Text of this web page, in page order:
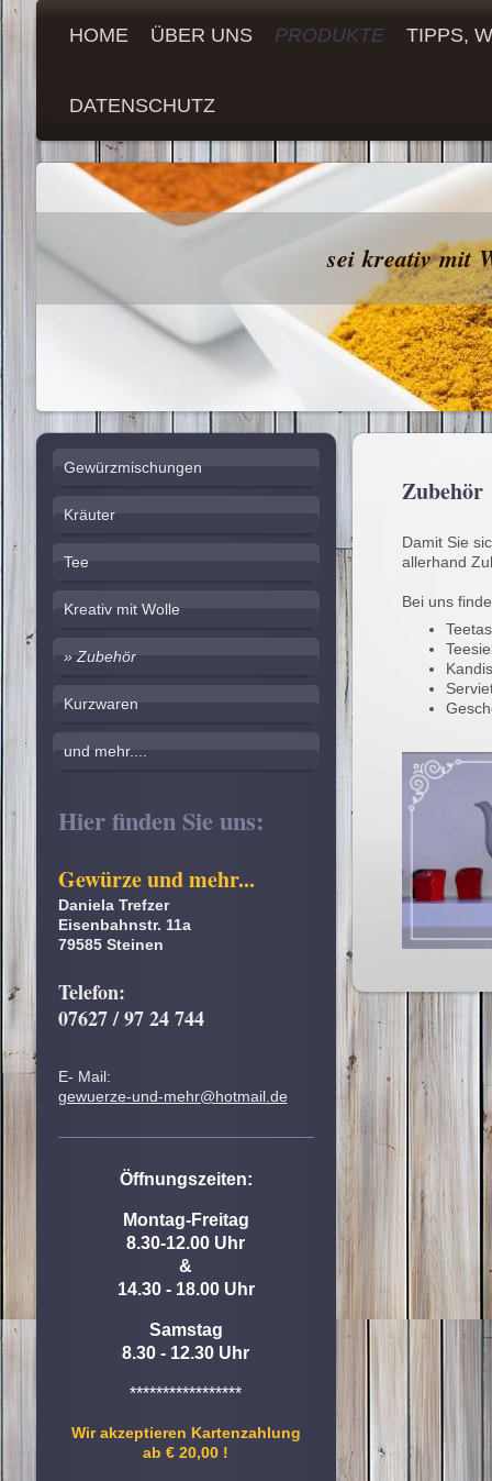
HOME ÜBER UNS PRODUKTE TIPPS,
DATENSCHUTZ
sei kreativ mit Wolle bei
Zubehör
Damit Sie
allerhand
Bei uns
Gewürzmischungen
Kräuter
Tee
Kreativ mit Wolle
Zubehör
Kurzwaren
und mehr....
Hier finden Sie uns:
Gewürze und mehr...
Daniela Trefzer
Eisenbahnstr. 11a
79585 Steinen
Telefon:
07627 / 97 24 744
E- Mail:
gewuerze-und-mehr@hotmail.de
Öffnungszeiten:
Montag-Freitag
8.30-12.00 Uhr
&
14.30 - 18.00 Uhr
Samstag
8.30 - 12.30 Uhr
*****************
Wir akzeptieren Kartenzahlung
ab € 20,00 !